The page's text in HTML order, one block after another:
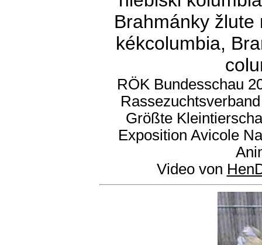
Brahmánky
kékcolumbia,
RÖK Bundesschau
Größte
Exposition Avicole
Video von